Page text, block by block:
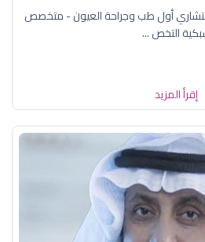
أول طب وجراحة العيون - متخصص
التخص ...
إقرأ المزيد